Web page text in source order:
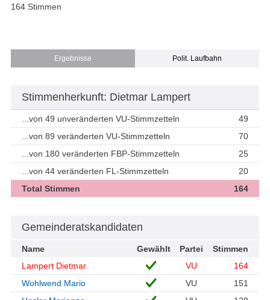
164 Stimmen
Ergebnisse Polit. Laufbahn
Stimmenherkunft: Dietmar Lampert
...von 49 unveränderten VU-Stimmzetteln
49
...von 89 veränderten VU-Stimmzetteln
70
...von 180 veränderten FBP-Stimmzetteln
25
...von 44 veränderten FL-Stimmzetteln
20
Total Stimmen
164
Gemeinderatskandidaten
Name Gewählt Partei
Stimmen
Lampert Dietmar
VU
164
Wohlwend Mario
VU
151